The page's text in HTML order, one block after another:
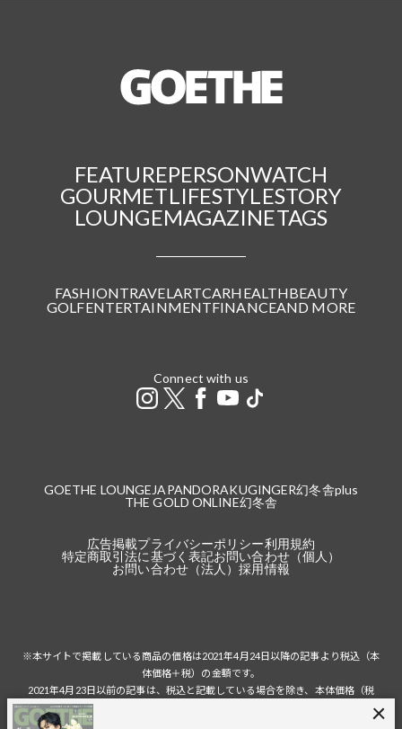
FEATUREPERSONWATCH
GOURMETLIFESTYLESTORY
LOUNGEMAGAZINETAGS
FASHIONTRAVELARTCARHEALTHBEAUTY
GOLFENTERTAINMENTFINANCEAND MORE
Connect with us
GOETHE LOUNGE JAPANDORAKUGINGER幻冬舎plus
THE GOLD ONLINE幻冬舎
広告掲載プライバシーポリシー利用規約
特定商取引法に基づく表記お問い合わせ（個人）
お問い合わせ（法人）採用情報
※本サイトで掲載している商品の価格は2021年4月24日以降の記事より税込（本
体価格＋税）の金額です。
2021年4月23日以前の記事は、税込と記載している場合を除き、本体価格（税
税込の場合の税額は掲載当時の税率に準じます。